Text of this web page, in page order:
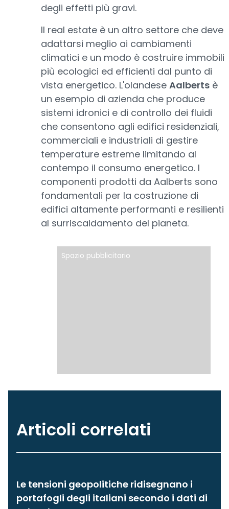
degli effetti più gravi.
Il real estate è un altro settore che deve
adattarsi meglio ai cambiamenti
climatici e un modo è costruire immobili
più ecologici ed efficienti dal punto di
vista energetico. L'olandese Aalberts è
un esempio di azienda che produce
sistemi idronici e di controllo dei fluidi
che consentono agli edifici residenziali,
commerciali e industriali di gestire
temperature estreme limitando al
contempo il consumo energetico. I
componenti prodotti da Aalberts sono
fondamentali per la costruzione di
edifici altamente performanti e resilienti
al surriscaldamento del pianeta.
Spazio pubblicitario
Articoli correlati
Le tensioni geopolitiche ridisegnano i
portafogli degli italiani secondo i dati di